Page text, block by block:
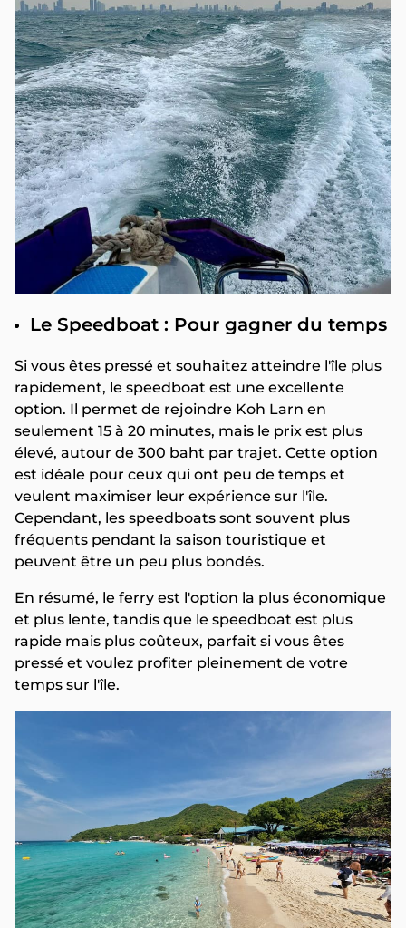
Le Speedboat : Pour gagner du temps
Si vous êtes pressé et souhaitez atteindre l'île plus
rapidement, le speedboat est une excellente
option. Il permet de rejoindre Koh Larn en
seulement 15 à 20 minutes, mais le prix est plus
élevé, autour de 300 baht par trajet. Cette option
est idéale pour ceux qui ont peu de temps et
veulent maximiser leur expérience sur l'île.
Cependant, les speedboats sont souvent plus
fréquents pendant la saison touristique et
peuvent être un peu plus bondés.
En résumé, le ferry est l'option la plus économique
et plus lente, tandis que le speedboat est plus
rapide mais plus coûteux, parfait si vous êtes
pressé et voulez profiter pleinement de votre
temps sur l'île.